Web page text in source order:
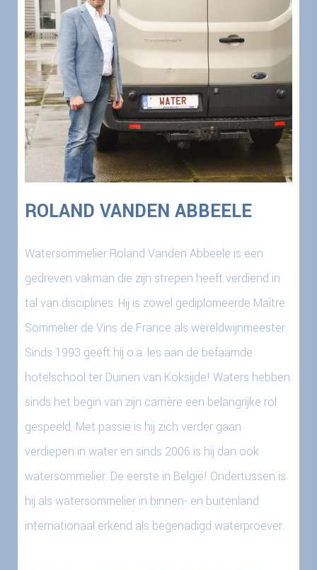
ROLAND VANDEN ABBEELE
Watersommelier Roland Vanden Abbeele is een
gedreven vakman die zijn strepen heeft verdiend in
tal van disciplines. Hij is zowel gediplomeerde Maître
Sommelier de Vins de France als wereldwijnmeester.
Sinds 1993 geeft hij o.a. les aan de befaamde
hotelschool ter Duinen van Koksijde! Waters hebben
sinds het begin van zijn carrière een belangrijke rol
gespeeld. Met passie is hij zich verder gaan
verdiepen in water en sinds 2006 is hij dan ook
watersommelier. De eerste in België! Ondertussen is
hij als watersommelier in binnen- en buitenland
internationaal erkend als begenadigd waterproever.